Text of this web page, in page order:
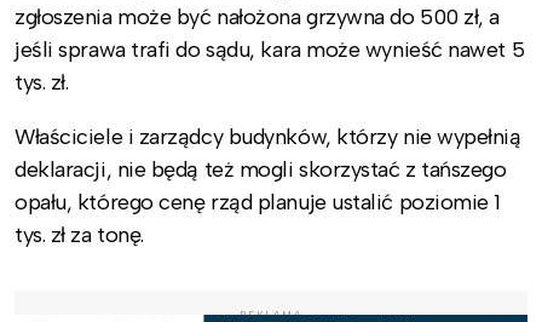
zgłoszenia może być nałożona grzywna do 500 zł, a
jeśli sprawa trafi do sądu, kara może wynieść nawet 5
tys. zł.
Właściciele i zarządcy budynków, którzy nie wypełnią
deklaracji, nie będą też mogli skorzystać z tańszego
opału, którego cenę rząd planuje ustalić poziomie 1
tys. zł za tonę.
REKLAMA